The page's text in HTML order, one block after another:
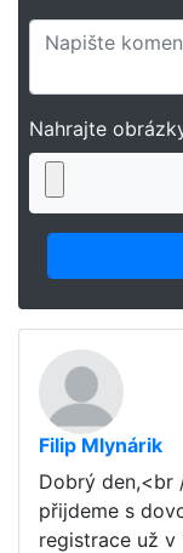
Nahrajte
Filip Mlynárik
Dobrý den,<br
přijdeme s
registrace už v